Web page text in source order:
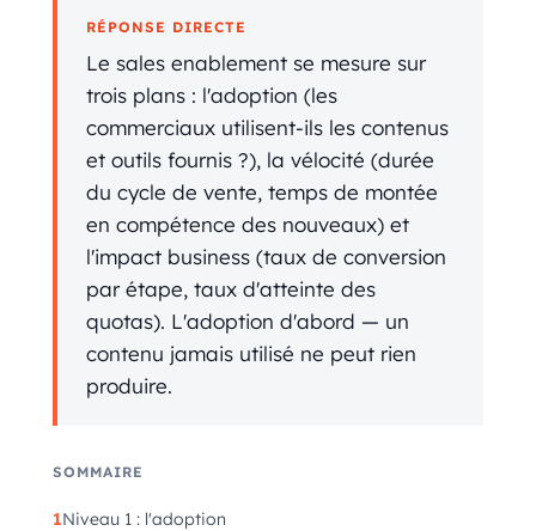
RÉPONSE DIRECTE
Le sales enablement se mesure sur
trois plans : l'adoption (les
commerciaux utilisent-ils les contenus
et outils fournis ?), la vélocité (durée
du cycle de vente, temps de montée
en compétence des nouveaux) et
l'impact business (taux de conversion
par étape, taux d'atteinte des
quotas). L'adoption d'abord — un
contenu jamais utilisé ne peut rien
produire.
SOMMAIRE
Niveau 1 : l'adoption